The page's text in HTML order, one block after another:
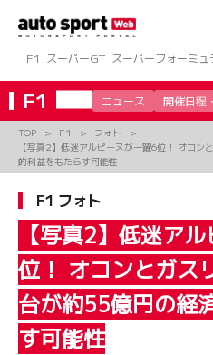
ツ
へ
ス
キ
F1 スーパーGT スーパーフォーミュ
F1 ニュース 開催日程
TOP F1
フォト
【写真2】低迷アルピーヌが一躍6位！ オコ
的利益をもたらす可能性
F1 フォト
【写真2】低迷ア
位！ オコンとガス
台が約55億円の経
す可能性